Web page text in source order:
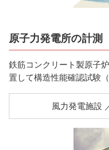
原子力発電所の計測
鉄筋コンクリート製原子
置して構造性能確認試験
風力発電施設